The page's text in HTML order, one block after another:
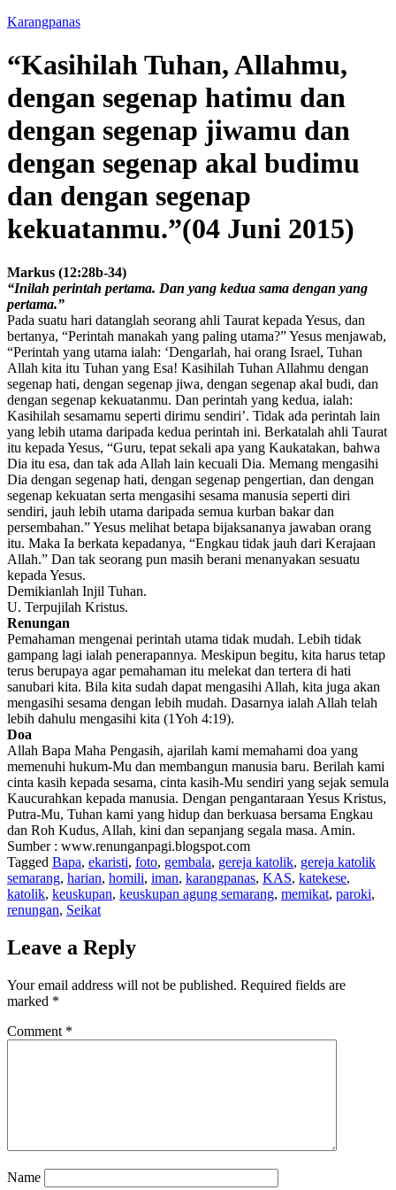
Karangpanas
“Kasihilah Tuhan, Allahmu,
dengan segenap hatimu dan
dengan segenap jiwamu dan
dengan segenap akal budimu
dan dengan segenap
kekuatanmu.”(04 Juni 2015)
Markus (12:28b-34)
“Inilah perintah pertama. Dan yang kedua sama dengan yang
pertama.”
Pada suatu hari datanglah seorang ahli Taurat kepada Yesus, dan
bertanya, “Perintah manakah yang paling utama?” Yesus menjawab,
“Perintah yang utama ialah: ‘Dengarlah, hai orang Israel, Tuhan
Allah kita itu Tuhan yang Esa! Kasihilah Tuhan Allahmu dengan
segenap hati, dengan segenap jiwa, dengan segenap akal budi, dan
dengan segenap kekuatanmu. Dan perintah yang kedua, ialah:
Kasihilah sesamamu seperti dirimu sendiri’. Tidak ada perintah lain
yang lebih utama daripada kedua perintah ini. Berkatalah ahli Taurat
itu kepada Yesus, “Guru, tepat sekali apa yang Kaukatakan, bahwa
Dia itu esa, dan tak ada Allah lain kecuali Dia. Memang mengasihi
Dia dengan segenap hati, dengan segenap pengertian, dan dengan
segenap kekuatan serta mengasihi sesama manusia seperti diri
sendiri, jauh lebih utama daripada semua kurban bakar dan
persembahan.” Yesus melihat betapa bijaksananya jawaban orang
itu. Maka Ia berkata kepadanya, “Engkau tidak jauh dari Kerajaan
Allah.” Dan tak seorang pun masih berani menanyakan sesuatu
kepada Yesus.
Demikianlah Injil Tuhan.
U. Terpujilah Kristus.
Renungan
Pemahaman mengenai perintah utama tidak mudah. Lebih tidak
gampang lagi ialah penerapannya. Meskipun begitu, kita harus tetap
terus berupaya agar pemahaman itu melekat dan tertera di hati
sanubari kita. Bila kita sudah dapat mengasihi Allah, kita juga akan
mengasihi sesama dengan lebih mudah. Dasarnya ialah Allah telah
lebih dahulu mengasihi kita (1Yoh 4:19).
Doa
Allah Bapa Maha Pengasih, ajarilah kami memahami doa yang
memenuhi hukum-Mu dan membangun manusia baru. Berilah kami
cinta kasih kepada sesama, cinta kasih-Mu sendiri yang sejak semula
Kaucurahkan kepada manusia. Dengan pengantaraan Yesus Kristus,
Putra-Mu, Tuhan kami yang hidup dan berkuasa bersama Engkau
dan Roh Kudus, Allah, kini dan sepanjang segala masa. Amin.
Sumber : www.renunganpagi.blogspot.com
Tagged Bapa, ekaristi, foto, gembala, gereja katolik, gereja katolik
semarang, harian, homili, iman, karangpanas, KAS, katekese,
katolik, keuskupan, keuskupan agung semarang, memikat, paroki,
renungan, Seikat
Leave a Reply
Your email address will not be published. Required fields are
marked *
Comment *
Name